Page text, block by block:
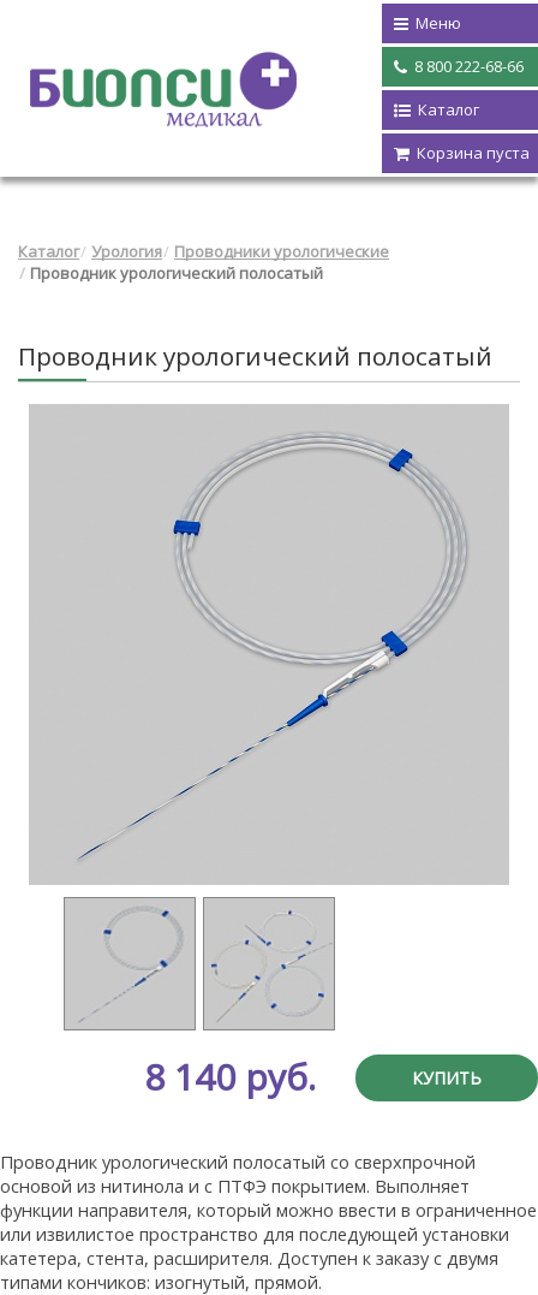
Меню
8 800 222-68-66
Каталог
Корзина пуста
Каталог Урология
Проводники урологические
Проводник урологический полосатый
Проводник урологический полосатый
8 140 руб. КУПИТЬ
Проводник урологический полосатый со сверхпрочной
основой из нитинола и с ПТФЭ покрытием. Выполняет
функции направителя, который можно ввести в ограниченное
или извилистое пространство для последующей установки
катетера, стента, расширителя. Доступен к заказу с двумя
типами кончиков: изогнутый, прямой.